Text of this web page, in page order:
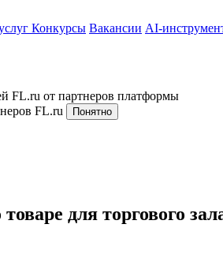
Конкурсы Вакансии AI-
FL.ru от партнеров платформы
FL.ru
Понятно
для торгового